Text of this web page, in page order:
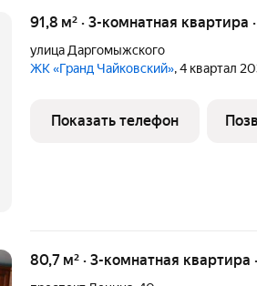
91,8 м² · 3-комнатная квартира
улица Даргомыжского
ЖК «Гранд Чайковский», 4 квартал
Показать телефон
80,7 м² · 3-комнатная квартира